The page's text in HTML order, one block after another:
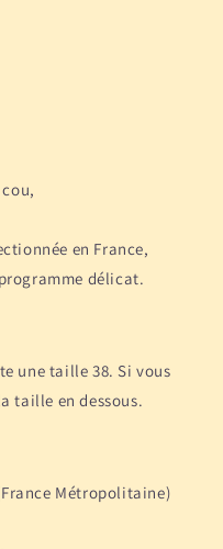
en France,
délicat.
une taille 38. Si vous
taille en dessous.
Métropolitaine)